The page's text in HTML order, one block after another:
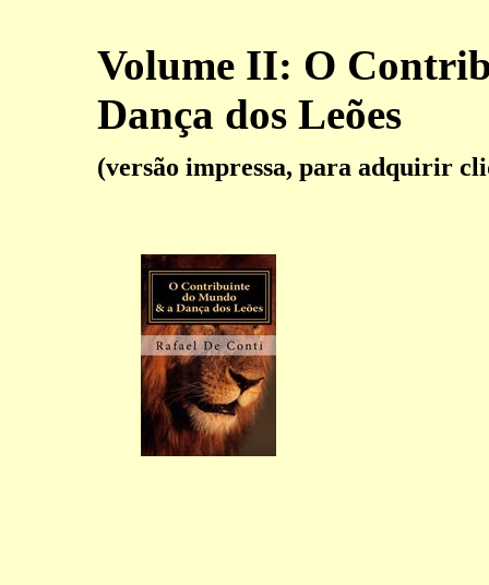
Volume II: O
Dança dos Leões
(versão impressa, para adquirir